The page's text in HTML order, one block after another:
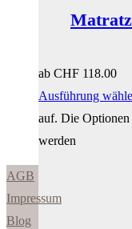
ab CHF 118.00
Ausführung
auf. Die
werden
AGB
Impressum
Blog